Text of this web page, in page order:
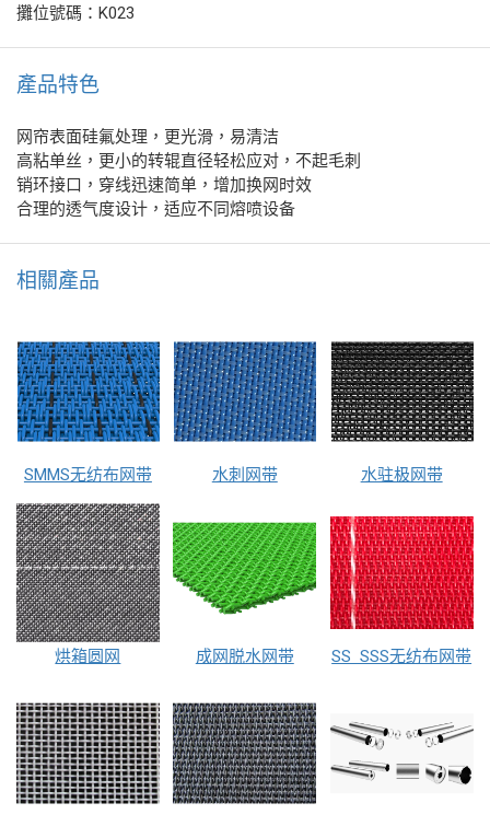
攤位號碼：K023
產品特色
网帘表面硅氟处理，更光滑，易清洁
高粘单丝，更小的转辊直径轻松应对，不起毛刺
销环接口，穿线迅速简单，增加换网时效
合理的透气度设计，适应不同熔喷设备
相關產品
SMMS无纺布网带 水刺网带 水驻极网带
烘箱圆网 成网脱水网带 SS SSS无纺布网带